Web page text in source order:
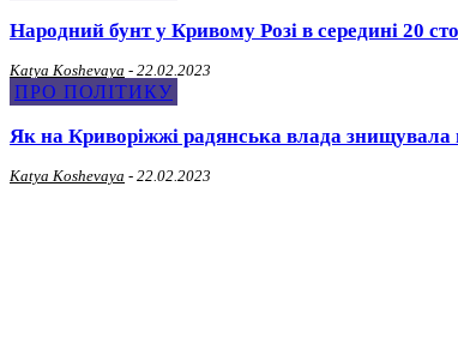
Народний бунт у Кривому Розі в середині 20
Katya Koshevaya - 22.02.2023
ПРО ПОЛІТИКУ
Як на Криворіжжі радянська влада знищувала
Katya Koshevaya - 22.02.2023